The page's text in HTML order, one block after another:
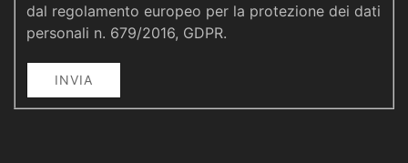
dal regolamento europeo per la protezione dei dati
personali n. 679/2016, GDPR.
INVIA